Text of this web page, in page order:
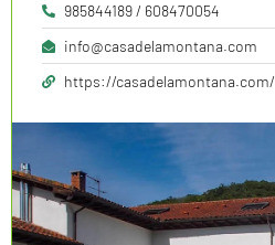
985844189 / 608470054
info@casadelamontana.com
https://casadelamontana.com/